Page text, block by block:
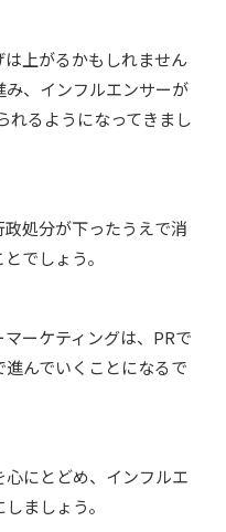
上がるかもしれません
、インフルエンサーが
れるようになってきまし
処分が下ったうえで消
でしょう。
ーケティングは、PRで
んでいくことになるで
にとどめ、インフルエ
ましょう。